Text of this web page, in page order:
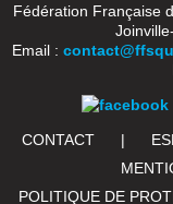
Fédération Française
Email :
CONTACT |
POLITIQUE DE